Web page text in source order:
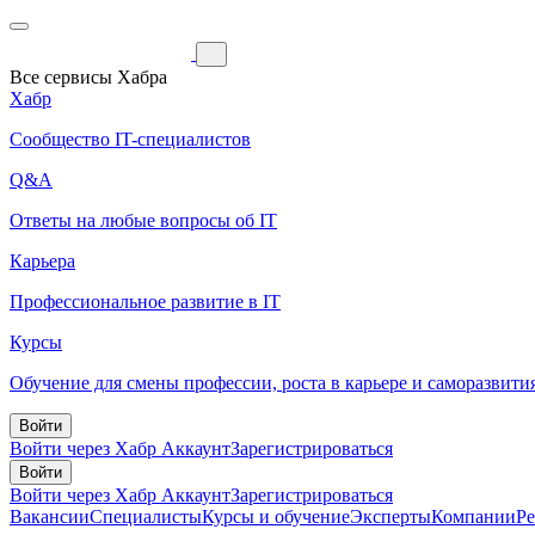
Все сервисы Хабра
Хабр
Сообщество IT-специалистов
Q&A
Ответы на любые вопросы об IT
Карьера
Профессиональное развитие в IT
Курсы
Обучение для смены профессии, роста в карьере и
Войти
Войти через Хабр АккаунтЗарегистрироваться
Войти
Войти через Хабр АккаунтЗарегистрироваться
ВакансииСпециалистыКурсы и обучениеЭкспертыКомпании